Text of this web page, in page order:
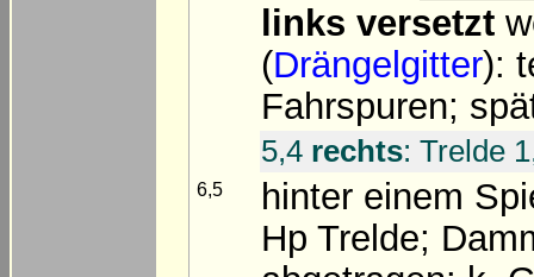
links versetzt
(Drängelgitter):
Fahrspuren;
5,4 rechts: Trelde
6,5
hinter einem
Hp Trelde;